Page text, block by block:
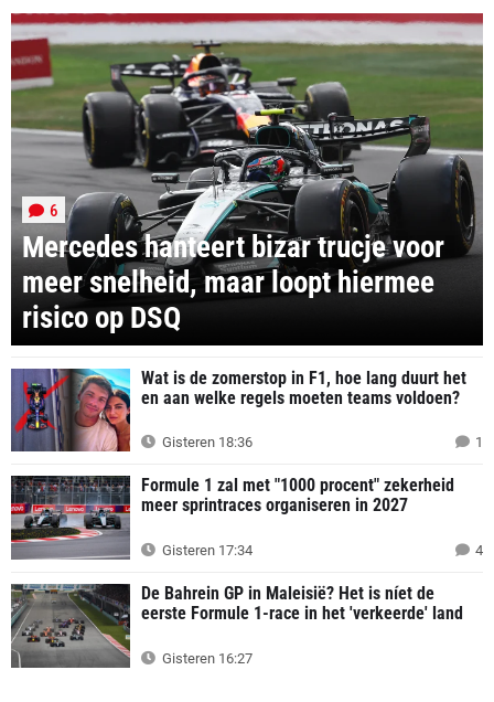
Mercedes hanteert bizar trucje voor
meer snelheid, maar loopt hiermee
risico op DSQ
6
Wat is de zomerstop in F1, hoe lang duurt het
en aan welke regels moeten teams voldoen?
Gisteren 18:36 1
Formule 1 zal met "1000 procent" zekerheid
meer sprintraces organiseren in 2027
Gisteren 17:34 4
De Bahrein GP in Maleisië? Het is níet de
eerste Formule 1-race in het 'verkeerde' land
Gisteren 16:27